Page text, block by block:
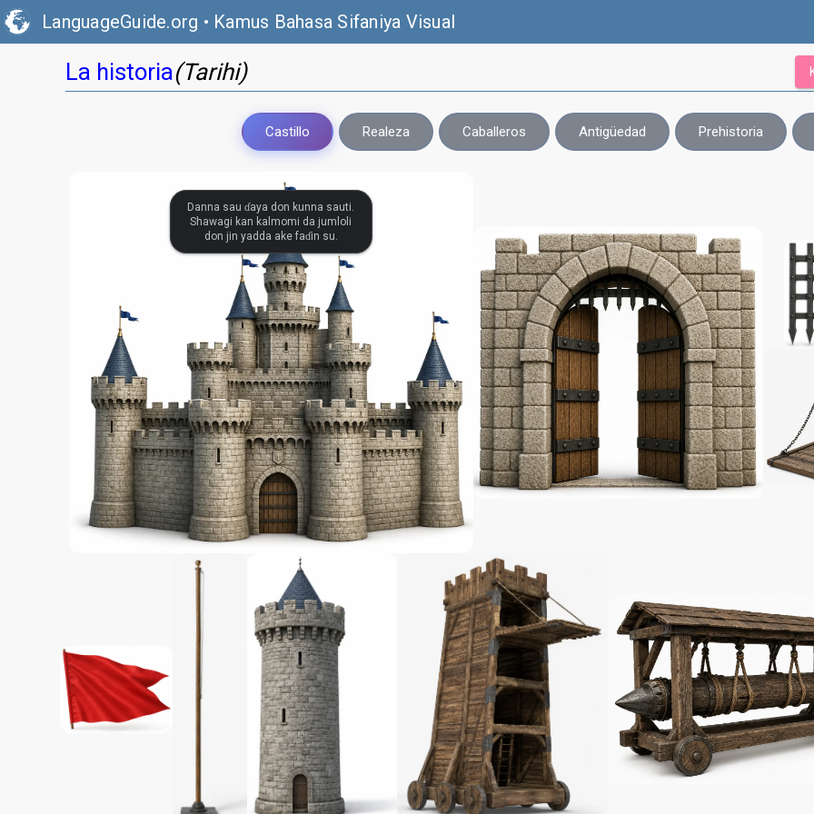
LanguageGuide.org • Kamus Bahasa Sifaniya Visual
La historia(Tarihi)
Castillo Realeza Caballeros Antigüedad Prehistoria
Danna sau ɗaya don kunna sauti.
Shawagi kan kalmomi da jumloli
don jin yadda ake faɗin su.